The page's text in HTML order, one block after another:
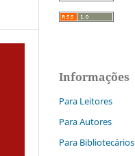
Informações
Para Leitores
Para Autores
Para Bibliotecários